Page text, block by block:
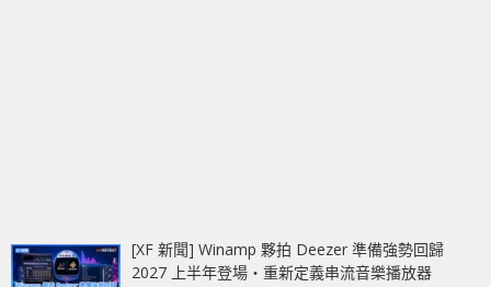
[XF 新聞] Winamp 夥拍 Deezer 準備強勢回歸
2027 上半年登場‧重新定義串流音樂播放器